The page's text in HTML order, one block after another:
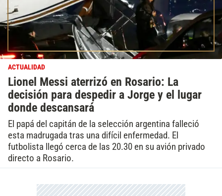
ACTUALIDAD
Lionel Messi aterrizó en Rosario: La
decisión para despedir a Jorge y el lugar
donde descansará
El papá del capitán de la selección argentina falleció
esta madrugada tras una difícil enfermedad. El
futbolista llegó cerca de las 20.30 en su avión privado
directo a Rosario.